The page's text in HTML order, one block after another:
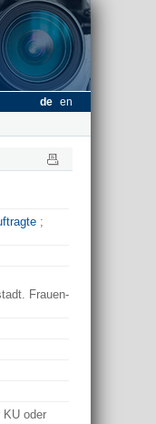
de en
;
Frauen-
KU oder